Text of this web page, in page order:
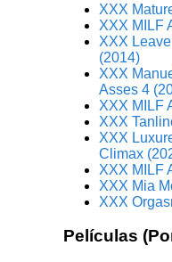
XXX
XXX MILF
XXX
(2014)
XXX
Asses 4
XXX MILF
XXX
XXX
Climax
XXX MILF
XXX Mia
XXX
Películas